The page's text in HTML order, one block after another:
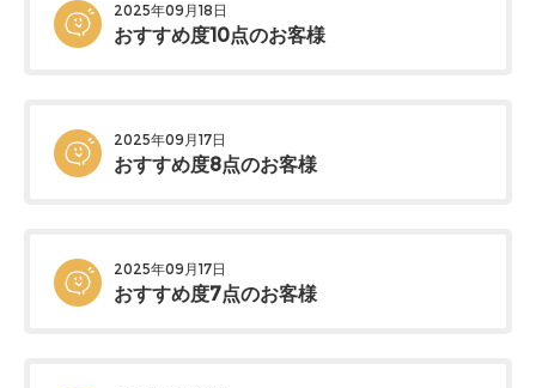
2025年09月18日
おすすめ度10点のお客様
2025年09月17日
おすすめ度8点のお客様
2025年09月17日
おすすめ度7点のお客様